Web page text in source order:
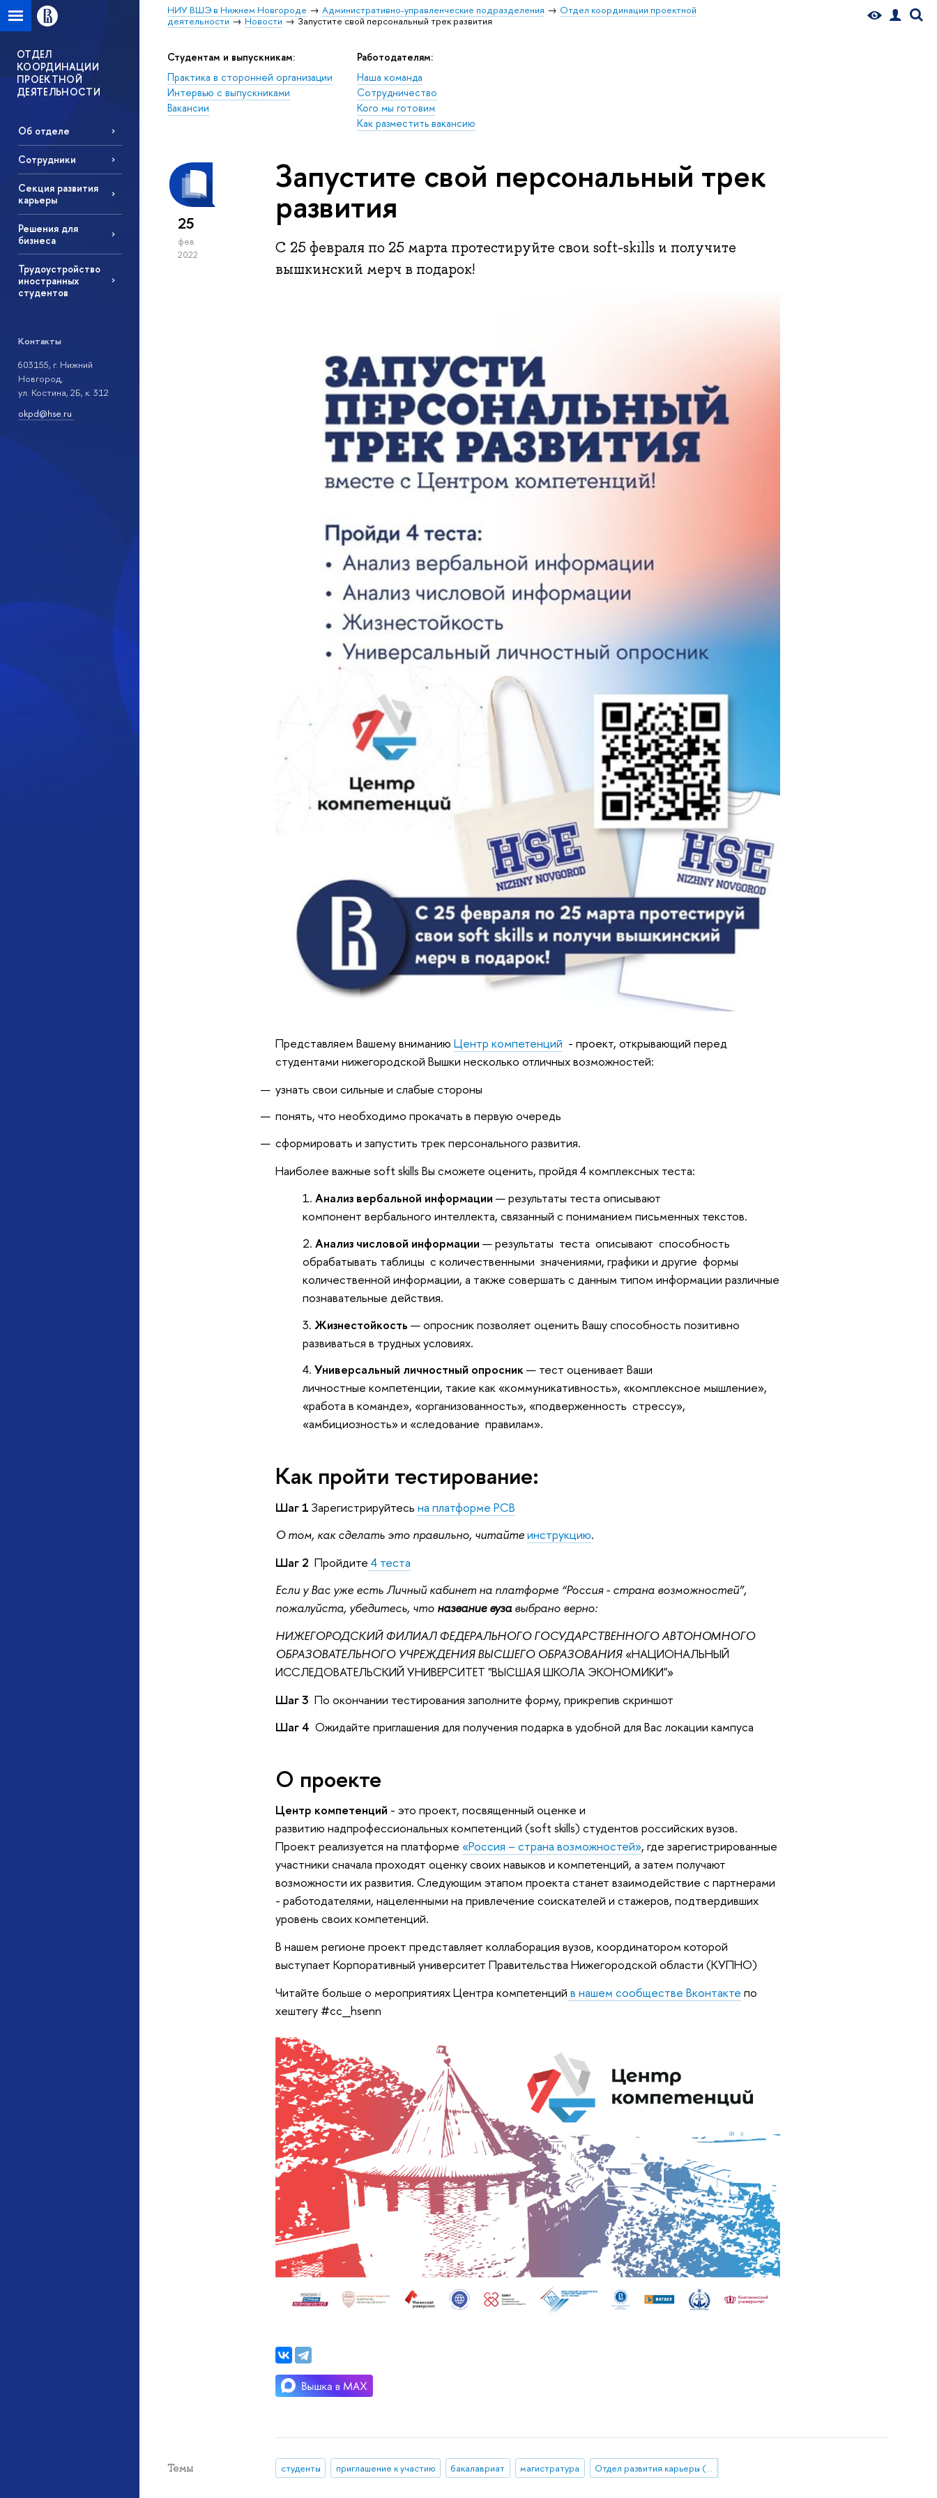
НИУ ВШЭ в Нижнем Новгороде Административно-управленческие подразделения
Отдел координации проектной
деятельности
Новости Запустите свой персональный трек развития
ОТДЕЛ
КООРДИНАЦИИ
ПРОЕКТНОЙ
ДЕЯТЕЛЬНОСТИ
Об отделе
Сотрудники
Секция развития
карьеры
Решения для
бизнеса
Трудоустройство
иностранных
студентов
Контакты
603155, г. Нижний
Новгород,
ул. Костина, 2Б, к. 312
okpd@hse.ru
Студентам и выпускникам:
Практика в сторонней организации
Интервью с выпускниками
Вакансии
Работодателям:
Наша команда
Сотрудничество
Кого мы готовим
Как разместить вакансию
25
фев
2022
Запустите свой персональный трек
развития
С 25 февраля по 25 марта протестируйте свои soft-skills и получите
вышкинский мерч в подарок!
Представляем Вашему вниманиюЦентр компетенций - проект, открывающий перед
студентами нижегородской Вышки несколько отличных возможностей:
узнать свои сильные и слабые стороны
понять, что необходимо прокачать в первую очередь
сформировать и запустить трек персонального развития.
Наиболее важные soft skills Вы сможете оценить, пройдя 4 комплексных теста:
Анализ вербальной информации — результаты теста описывают
компонент вербального интеллекта, связанный с пониманием письменных текстов.
Анализ числовой информации — результаты теста описывают способность
обрабатывать таблицы с количественными значениями, графики и другие формы
количественной информации, а также совершать с данным типом информации различные
познавательные действия.
Жизнестойкость — опросник позволяет оценить Вашу способность позитивно
развиваться в трудных условиях.
Универсальный личностный опросник — тест оценивает Ваши
личностные компетенции, такие как «коммуникативность», «комплексное мышление»,
«работа в команде», «организованность», «подверженность стрессу»,
«амбициозность» и «следование правилам».
Как пройти тестирование:
Шаг 1Зарегистрируйтесьна платформе РСВ
О том, как сделать это правильно, читайтеинструкцию.
Шаг 2 Пройдите 4 теста
Если у Вас уже есть Личный кабинет на платформе “Россия - страна возможностей”,
пожалуйста, убедитесь, что название вузавыбрано верно:
НИЖЕГОРОДСКИЙ ФИЛИАЛ ФЕДЕРАЛЬНОГО ГОСУДАРСТВЕННОГО АВТОНОМНОГО
ОБРАЗОВАТЕЛЬНОГО УЧРЕЖДЕНИЯ ВЫСШЕГО ОБРАЗОВАНИЯ «НАЦИОНАЛЬНЫЙ
ИССЛЕДОВАТЕЛЬСКИЙ УНИВЕРСИТЕТ "ВЫСШАЯ ШКОЛА ЭКОНОМИКИ"»
Шаг 3 По окончании тестирования заполните форму, прикрепив скриншот
Шаг 4 Ожидайте приглашения для получения подарка в удобной для Вас локации кампуса
О проекте
Центр компетенций - это проект, посвященный оценке и
развитию надпрофессиональных компетенций (soft skills) студентов российских вузов.
Проект реализуется на платформе «Россия – страна возможностей», где зарегистрированные
участники сначала проходят оценку своих навыков и компетенций, а затем получают
возможности их развития. Следующим этапом проекта станет взаимодействие с партнерами
- работодателями, нацеленными на привлечение соискателей и стажеров, подтвердивших
уровень своих компетенций.
В нашем регионе проект представляет коллаборация вузов, координатором которой
выступает Корпоративный университет Правительства Нижегородской области (КУПНО)
Читайте больше о мероприятиях Центра компетенций в нашем сообществе Вконтакте по
хештегу #сс_hsenn
Темы студенты приглашение к участию бакалавриат магистратура Отдел развития карьеры (Нижний Новгород)